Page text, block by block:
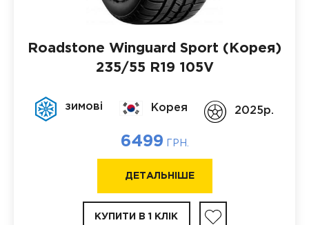
Roadstone Winguard Sport (Корея)
235/55 R19 105V
зимові Корея 2025p.
6499 ГРН.
ДЕТАЛЬНІШЕ
КУПИТИ В 1 КЛІК